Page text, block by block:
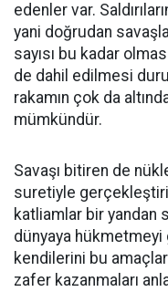
edenler var.
yani doğrudan
sayısı bu kadar
de dahil edilmesi
rakamın çok da
mümkündür.
Savaşı bitiren de
suretiyle
katliamlar bir yandan
dünyaya hükmetmeyi
kendilerini bu
zafer kazanmaları